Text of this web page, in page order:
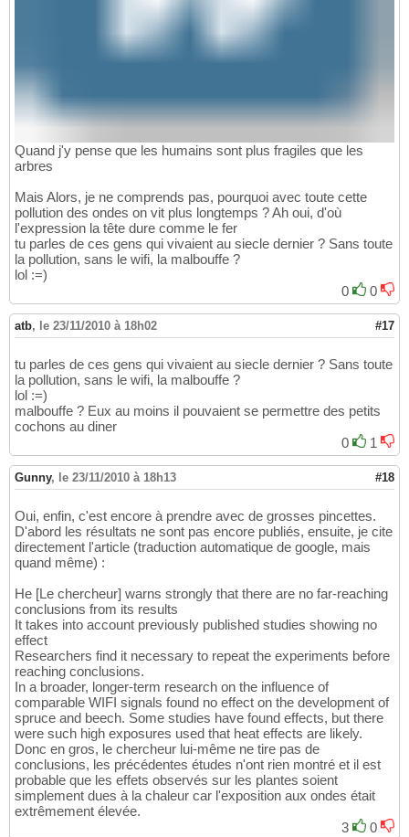
Quand j'y pense que les humains sont plus fragiles que les
arbres
Mais Alors, je ne comprends pas, pourquoi avec toute cette
pollution des ondes on vit plus longtemps ? Ah oui, d'où
l'expression la tête dure comme le fer
tu parles de ces gens qui vivaient au siecle dernier ? Sans toute
la pollution, sans le wifi, la malbouffe ?
lol :=)
0
0
atb, le 23/11/2010 à 18h02 #17
tu parles de ces gens qui vivaient au siecle dernier ? Sans toute
la pollution, sans le wifi, la malbouffe ?
lol :=)
malbouffe ? Eux au moins il pouvaient se permettre des petits
cochons au diner
0
1
Gunny, le 23/11/2010 à 18h13 #18
Oui, enfin, c'est encore à prendre avec de grosses pincettes.
D'abord les résultats ne sont pas encore publiés, ensuite, je cite
directement l'article (traduction automatique de google, mais
quand même) :
He [Le chercheur] warns strongly that there are no far-reaching
conclusions from its results
It takes into account previously published studies showing no
effect
Researchers find it necessary to repeat the experiments before
reaching conclusions.
In a broader, longer-term research on the influence of
comparable WIFI signals found no effect on the development of
spruce and beech. Some studies have found effects, but there
were such high exposures used that heat effects are likely.
Donc en gros, le chercheur lui-même ne tire pas de
conclusions, les précédentes études n'ont rien montré et il est
probable que les effets observés sur les plantes soient
simplement dues à la chaleur car l'exposition aux ondes était
extrêmement élevée.
3
0